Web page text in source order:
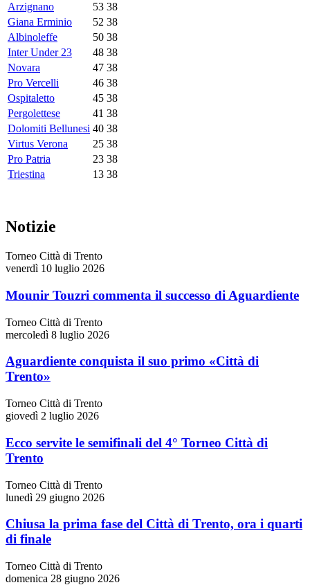
Arzignano 53 38
Giana Erminio
52 38
Albinoleffe
50 38
Inter Under 23
48 38
Novara
47 38
Pro Vercelli
46 38
Ospitaletto
45 38
Pergolettese
41 38
Dolomiti Bellunesi 40 38
Virtus Verona
25 38
Pro Patria
23 38
Triestina
13 38
Notizie
Torneo Città di Trento
venerdì 10 luglio 2026
Mounir Touzri commenta il successo di Aguardiente
Torneo Città di Trento
mercoledì 8 luglio 2026
Aguardiente conquista il suo primo «Città di
Trento»
Torneo Città di Trento
giovedì 2 luglio 2026
Ecco servite le semifinali del 4° Torneo Città di
Trento
Torneo Città di Trento
lunedì 29 giugno 2026
Chiusa la prima fase del Città di Trento, ora i quarti
di finale
Torneo Città di Trento
domenica 28 giugno 2026